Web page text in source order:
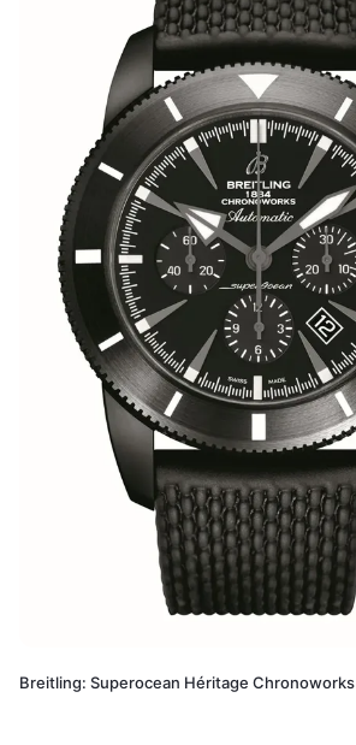
Breitling: Superocean Héritage Chronoworks